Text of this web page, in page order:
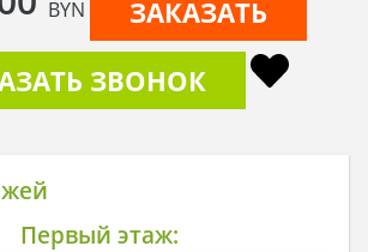
BYN
ЗАКАЗАТЬ
ЗВОНОК
Первый этаж: